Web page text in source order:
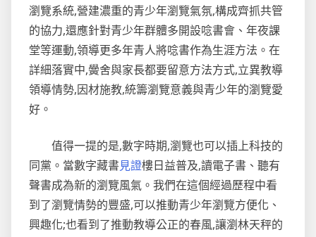
瀏覽系統,營建濃重的青少年瀏覽氣氛,構成齊抓共管
的協力,還應針對青少年群體多開設唸書會、年夜課
堂等運動,領導更多年青人將唸書作為生涯方法。在
詳細落實中,黌舍與家長都要留意方法方式,立異教導
領導情勢,因材施教,統籌瀏覽意義與青少年的瀏覽愛
好。
值得一提的是,數字時期,瀏覽也可以插上科技的
同黨。當數字藏書見證樓日益普及,讀電子書、聽有
聲書成為新的瀏覽風氣。我們在這個經過歷程中看
到了瀏覽情勢的豐盛,可以推動青少年瀏覽方便化、
興趣化;也看到了推動教導公正的春風,讓瀏林天秤的